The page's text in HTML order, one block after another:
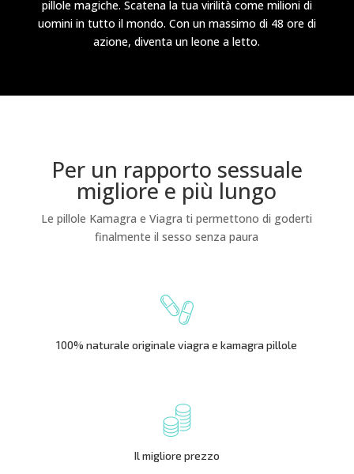
pillole magiche. Scatena la tua virilità come milioni di
uomini in tutto il mondo. Con un massimo di 48 ore di
azione, diventa un leone a letto.
Per un rapporto sessuale
migliore e più lungo
Le pillole Kamagra e Viagra ti permettono di goderti
finalmente il sesso senza paura
100% naturale originale viagra e kamagra pillole
Il migliore prezzo